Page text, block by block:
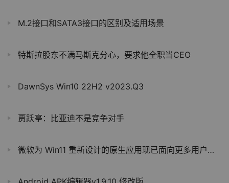
M.2接口和SATA3接口的区别及适用场景
特斯拉股东不满马斯克分心，要求他全职当CEO
DawnSys Win10 22H2 v2023.Q3
贾跃亭：比亚迪不是竞争对手
微软为 Win11 重新设计的原生应用现已面向更多用户推出